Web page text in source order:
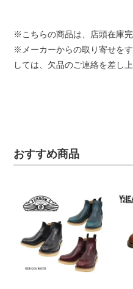
※こちらの商品は、店頭在庫
※メーカーからの取り寄せを
しては、欠品のご連絡を差し
おすすめ商品